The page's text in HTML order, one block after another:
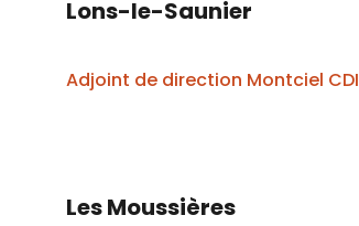
Lons-le-Saunier
Adjoint de direction Montciel CDI
Les Moussières